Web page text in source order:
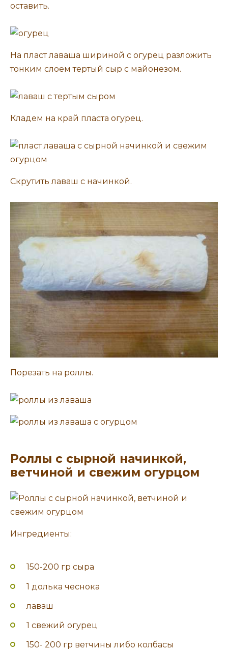
оставить.
На пласт лаваша шириной с огурец разложить
тонким слоем тертый сыр с майонезом.
Кладем на край пласта огурец.
Скрутить лаваш с начинкой.
Порезать на роллы.
Роллы с сырной начинкой,
ветчиной и свежим огурцом
Ингредиенты:
150-200 гр сыра
1 долька чеснока
лаваш
1 свежий огурец
150- 200 гр ветчины либо колбасы